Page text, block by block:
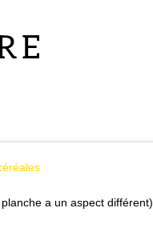
a un aspect différent)